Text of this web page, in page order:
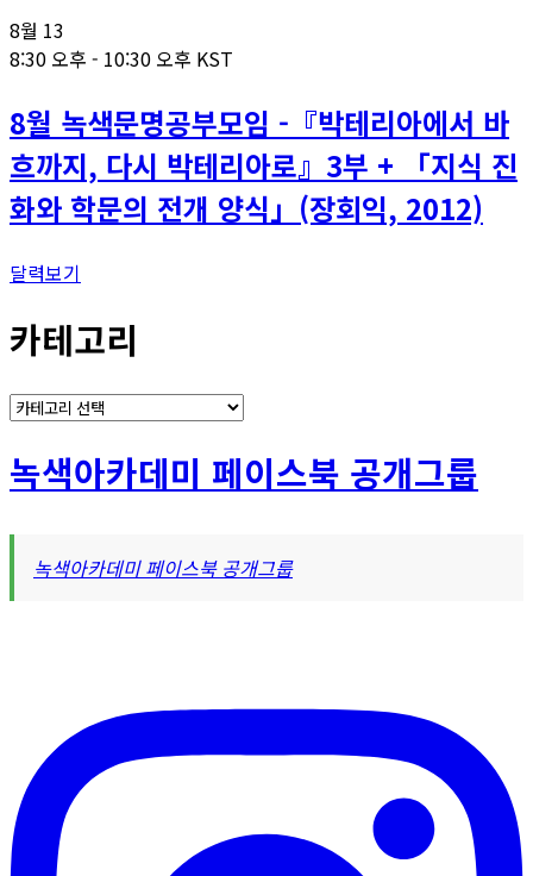
8월 13
8:30 오후 - 10:30 오후 KST
8월 녹색문명공부모임 -『박테리아에서 바
흐까지, 다시 박테리아로』3부 + 「지식 진
화와 학문의 전개 양식」(장회익, 2012)
달력보기
카테고리
카
고
리
녹색아카데미 페이스북 공개그룹
녹색아카데미 페이스북 공개그룹